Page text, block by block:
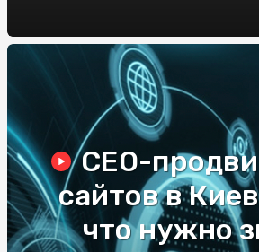
СЕО-
сайтов в
что нужно